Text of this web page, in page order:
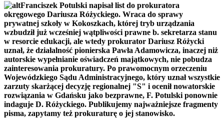
Franciszek Potulski napisał list do prokuratora
okręgowego Dariusza Różyckiego. Wraca do sprawy
prywatnej szkoły w Kokoszkach, której tryb urządzania
wzbudził już wcześniej wątpliwości prawne b. sekretarza stanu
w resorcie edukacji, ale wtedy prokurator Dariusz Różycki
uznał, że działalność pionierska Pawła Adamowicza, inaczej niż
autorskie wypełnianie oświadczeń majątkowych, nie pobudza
zainteresowania prokuratury. Po prawomocnym orzeczeniu
Wojewódzkiego Sądu Administracyjnego, który uznał wszystkie
zarzuty skarżącej decyzję regionalnej "S" i ocenił nowatorskie
rozwiązania w Gdańsku jako bezprawne, F. Potulski ponownie
indaguje D. Różyckiego. Publikujemy najważniejsze fragmenty
pisma, zapytamy też prokuraturę o jej stanowisko.